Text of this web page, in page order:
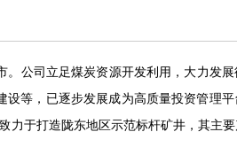
公司立足煤炭资源开发利用，大力发展
等，已逐步发展成为高质量投资管理
力于打造陇东地区示范标杆矿井，其主